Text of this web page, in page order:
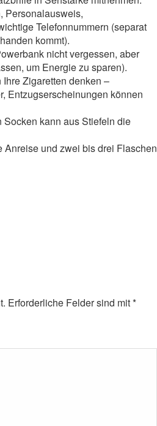
Personalausweis,
Telefonnummern (separat
kommt).
nicht vergessen, aber
um Energie zu sparen).
Zigaretten denken –
Entzugserscheinungen können
kann aus Stiefeln die
und zwei bis drei Flaschen
Erforderliche Felder sind mit*